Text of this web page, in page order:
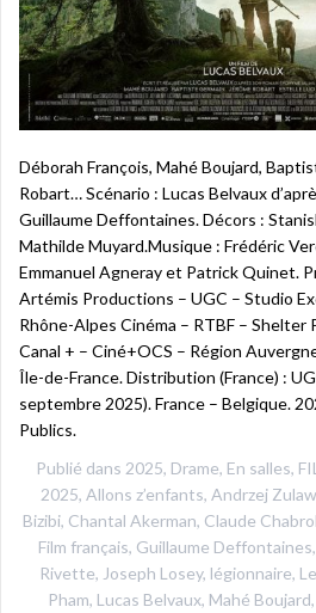
Déborah François, Mahé Boujard,
Robart… Scénario : Lucas Belvaux
Guillaume Deffontaines. Décors :
Mathilde Muyard.Musique : Frédéric
Emmanuel Agneray et Patrick Quinet.
Artémis Productions – UGC – Studio
Rhône-Alpes Cinéma – RTBF – Shelter
Canal + – Ciné+OCS – Région
Île-de-France. Distribution (France) :
septembre 2025). France – Belgique.
Publics.
Publié dans 2025, Drame, En salles,
2025, Allons z’enfants, Andrzej
Bizibi, Chantal Akerman, Claude Chabrol
Film français, Guillaume Deffontaines,
Rivette, Joseph Losey, légionnaire,
Pham, Lucas Belvaux, Mahé Boujard,